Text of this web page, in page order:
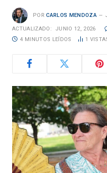
POR CARLOS MENDOZA
ACTUALIZADO: JUNIO 12, 2026
4 MINUTOS LEÍDOS
1